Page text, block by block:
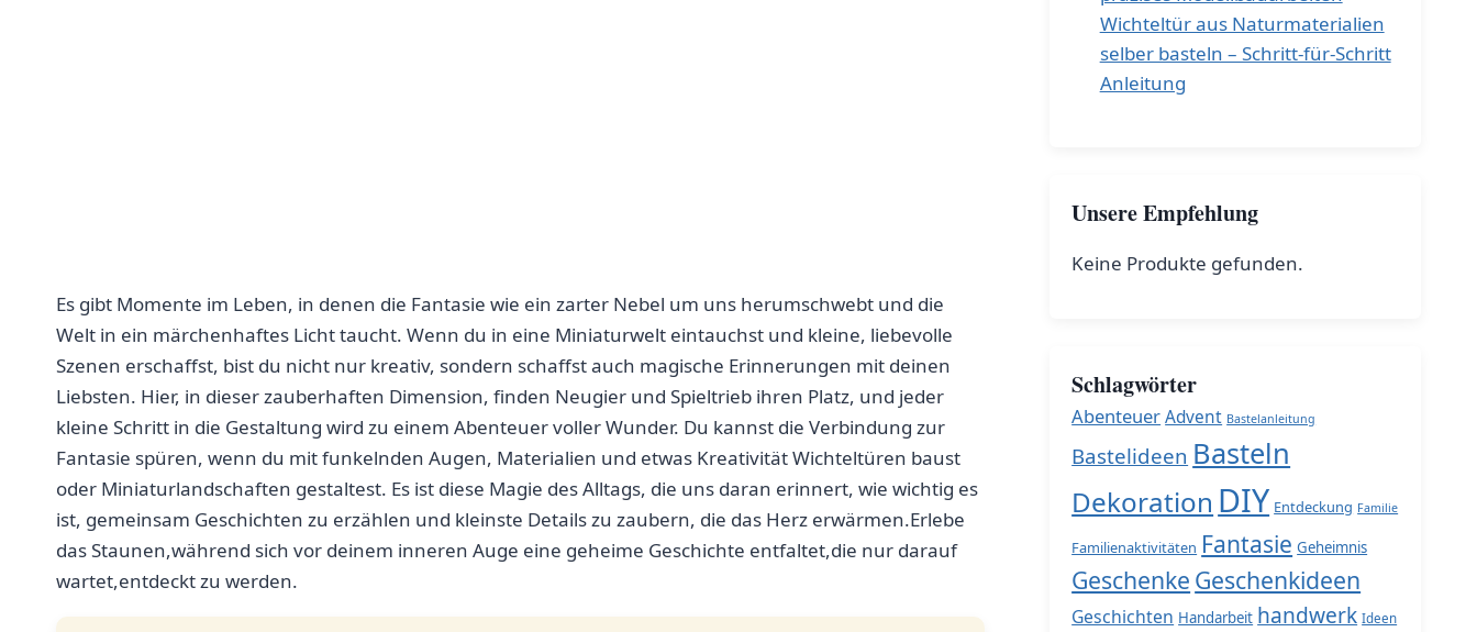
Es gibt Momente im Leben, in denen​ die Fantasie wie ein zarter Nebel um uns herumschwebt und die
Welt in ein märchenhaftes Licht taucht. ⁢Wenn⁤ du in eine Miniaturwelt eintauchst und kleine, liebevolle
Szenen erschaffst, bist du nicht nur kreativ, sondern schaffst auch magische Erinnerungen mit deinen
Liebsten. Hier, in dieser zauberhaften‌ Dimension, finden Neugier und Spieltrieb ihren Platz,‍ und jeder
kleine​ Schritt in die Gestaltung wird zu einem⁣ Abenteuer voller Wunder. Du ⁢kannst die Verbindung zur
Fantasie spüren,‍ wenn ⁤du mit funkelnden Augen, ⁣Materialien und etwas Kreativität⁢ Wichteltüren⁣ baust
oder Miniaturlandschaften gestaltest.​ Es ist‍ diese Magie des⁢ Alltags, die​ uns daran ⁤erinnert, wie wichtig es
ist, gemeinsam ⁣Geschichten zu erzählen und kleinste​ Details⁢ zu zaubern, die das Herz erwärmen.Erlebe
das Staunen,während sich vor deinem‌ inneren‌ Auge eine geheime Geschichte entfaltet,die ⁣nur darauf
wartet,entdeckt ​zu werden.
Wichteltür aus Naturmaterialien
selber basteln – Schritt-für-Schritt
Anleitung
Unsere Empfehlung
Keine Produkte gefunden.
Schlagwörter
AbenteuerAdvent Bastelanleitung
Bastelideen Basteln
Dekoration DIY Entdeckung Familie
Familienaktivitäten Fantasie Geheimnis
Geschenke Geschenkideen
Geschichten Handarbeit handwerk Ideen